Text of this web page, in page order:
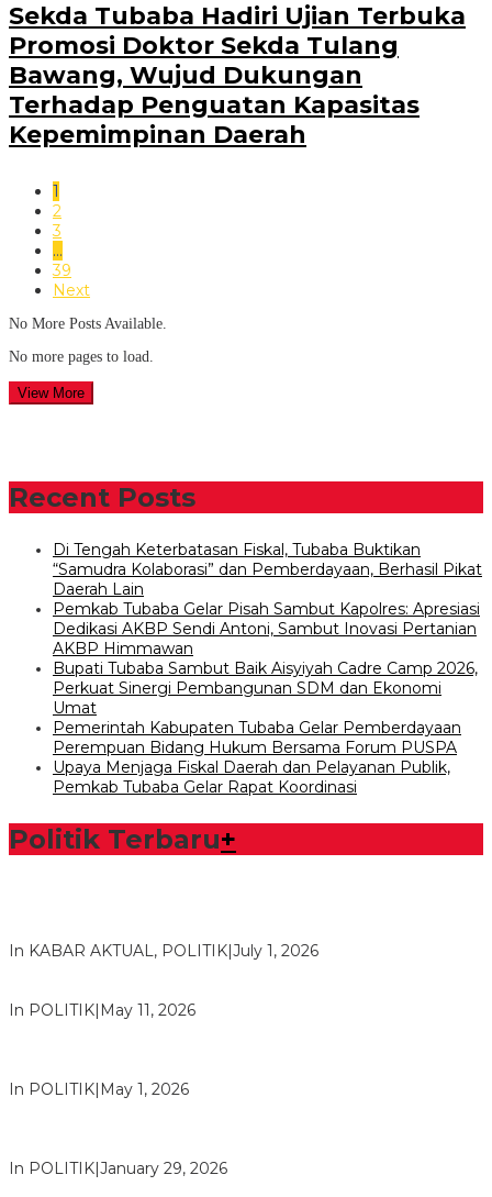
Sekda Tubaba Hadiri Ujian Terbuka
Promosi Doktor Sekda Tulang
Bawang, Wujud Dukungan
Terhadap Penguatan Kapasitas
Kepemimpinan Daerah
1
2
3
…
39
Next
No More Posts Available.
No more pages to load.
View More
Recent Posts
Di Tengah Keterbatasan Fiskal, Tubaba Buktikan
“Samudra Kolaborasi” dan Pemberdayaan, Berhasil Pikat
Daerah Lain
Pemkab Tubaba Gelar Pisah Sambut Kapolres: Apresiasi
Dedikasi AKBP Sendi Antoni, Sambut Inovasi Pertanian
AKBP Himmawan
Bupati Tubaba Sambut Baik Aisyiyah Cadre Camp 2026,
Perkuat Sinergi Pembangunan SDM dan Ekonomi
Umat
Pemerintah Kabupaten Tubaba Gelar Pemberdayaan
Perempuan Bidang Hukum Bersama Forum PUSPA
Upaya Menjaga Fiskal Daerah dan Pelayanan Publik,
Pemkab Tubaba Gelar Rapat Koordinasi
Politik Terbaru+
In KABAR AKTUAL, POLITIK July 1, 2026
In POLITIK May 11, 2026
In POLITIK May 1, 2026
In POLITIK January 29, 2026